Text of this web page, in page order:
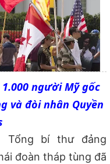
người Mỹ gốc
và đòi nhân Quyền
Tổng bí thư đảng
đoàn tháp tùng đã